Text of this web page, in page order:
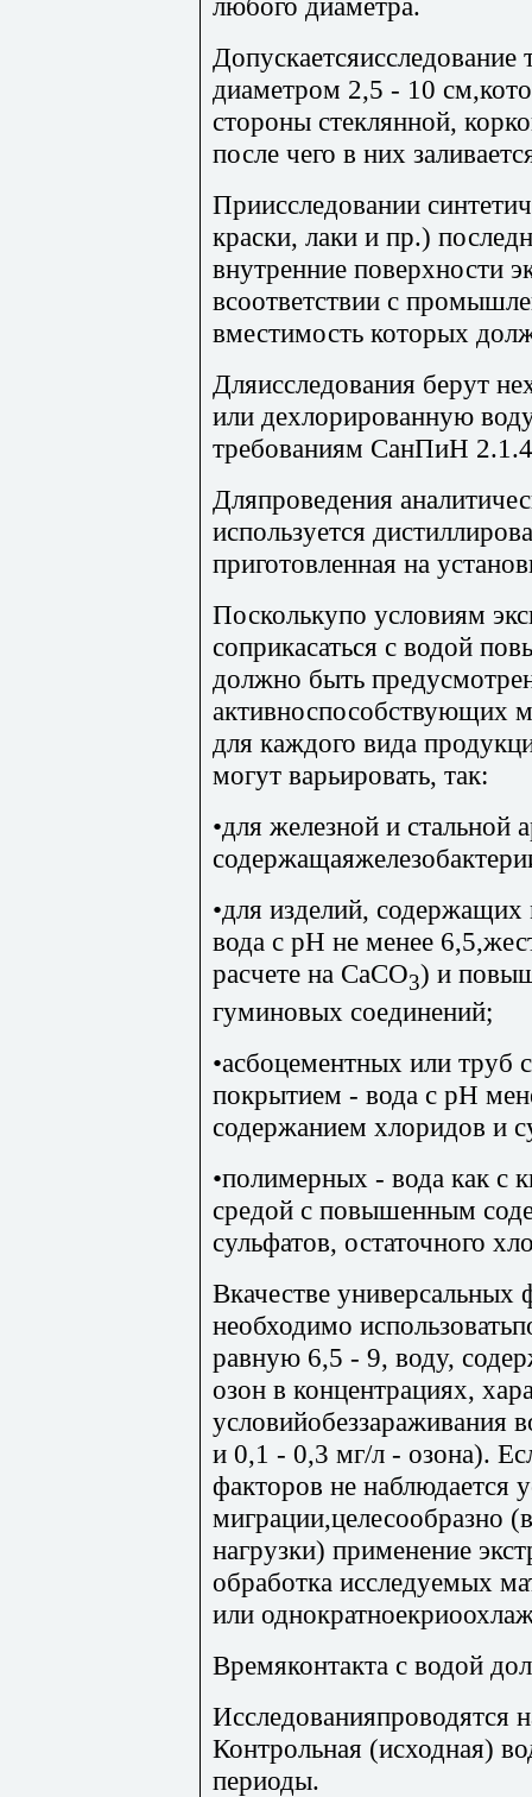
диаметром 2,5 - 10
стороны стеклянной,
после чего в них
Приисследовании
краски, лаки и пр.)
внутренние поверхности
всоответствии с
вместимость которых
Дляисследования берут
или дехлорированную
требованиям СанПиН
Дляпроведения
используется
приготовленная на
Посколькупо условиям
соприкасаться с водой
должно быть
активноспособствующих
для каждого вида
могут варьировать, так:
•для железной и стальной
•для изделий,
вода с рН не менее
расчете на СаСО3) и
гуминовых соединений;
•асбоцементных или труб
покрытием - вода с рН
содержанием хлоридов и
•полимерных - вода как с
средой с повышенным
сульфатов, остаточного
Вкачестве универсальных
необходимо
равную 6,5 - 9, воду,
озон в концентрациях,
условийобеззараживания
и 0,1 - 0,3 мг/л - озона).
факторов не наблюдается
миграции,целесообразно
нагрузки) применение
обработка исследуемых
или
Времяконтакта с водой
Исследованияпроводятся
Контрольная (исходная)
периоды.